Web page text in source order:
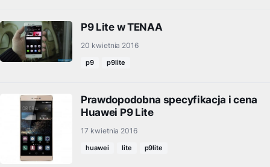
P9 Lite w TENAA
20 kwietnia 2016
p9 p9lite
Prawdopodobna specyfikacja i cena
Huawei P9 Lite
17 kwietnia 2016
huawei lite p9lite